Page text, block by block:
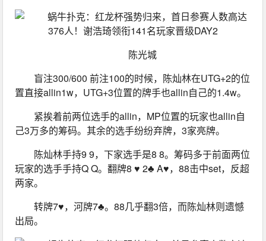
陈光城
盲注300/600 前注100的时候，陈灿林在UTG+2的位
置直接allin1w，UTG+3位置的牌手也allin自己的1.4w。
紧挨着前两位选手的allin，MP位置的玩家也allin自
己3万多的筹码。其余的选手纷纷弃牌，3家亮牌。
陈灿林手持9 9，下家选手是8 8。筹码多于前面两位
玩家的选手手持Q Q。翻牌8 ♥ 2♣ A♥，88击中set，反超
两家。
转牌7♥，河牌7♣。88几乎翻3倍，而陈灿林则遗憾
出局。